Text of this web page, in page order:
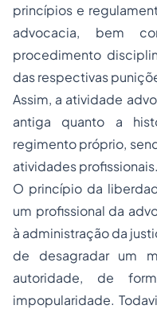
princípios e
advocacia, bem
procedimento
das respectivas
Assim, a atividade
antiga quanto a
regimento próprio,
atividades profissionais.
O princípio da
um profissional da
à administração da
de desagradar um
autoridade, de
impopularidade.